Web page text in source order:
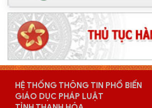
HỆ THỐNG THÔNG TIN PHỔ BIẾN
GIÁO DỤC PHÁP LUẬT